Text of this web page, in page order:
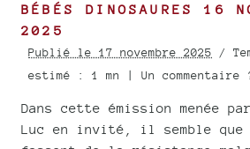
BÉBÉS DINOSAURES 16
2025
Publié le 17 novembre 2025 /
estimé : 1 mn | Un commentaire
Dans cette émission menée
Luc en invité, il semble que